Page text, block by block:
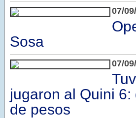
07/
Sosa
07/
jugaron al Quini
de pesos